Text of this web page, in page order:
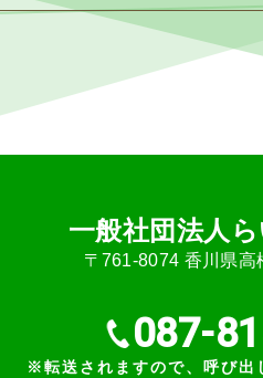
⼀般社団法⼈
〒761-8074 ⾹川県⾼
087-
※転送されますので、呼び出